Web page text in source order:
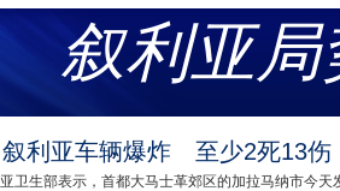
叙利亚局
叙利亚车辆爆炸 至少2死13伤
生部表示，首都大马士革郊区的加拉马纳市今天